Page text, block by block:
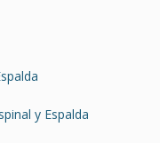
y Espalda